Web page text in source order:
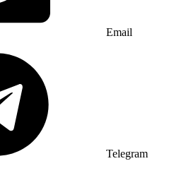
Email
Telegram